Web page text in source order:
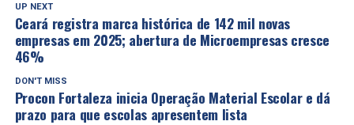
UP NEXT
Ceará registra marca histórica de 142 mil novas
empresas em 2025; abertura de Microempresas cresce
46%
DON'T MISS
Procon Fortaleza inicia Operação Material Escolar e dá
prazo para que escolas apresentem lista